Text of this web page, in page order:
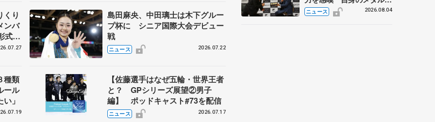
くり
ンバ
式、
園子
島田麻央、中田璃士は木下グルー
プ杯に シニア国際大会デビュー
戦
ニュース 2026.07.22
種類
ール
」
【佐藤選手はなぜ五輪・世界王者
と？ GPシリーズ展望②男子
編】 ポッドキャスト#73を配信
ニュース 2026.07.17
「どちらに？」 〝リス兄
ニュース 2026.08.04